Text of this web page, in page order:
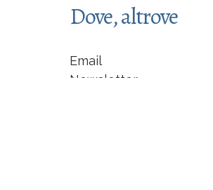
Dove, altrove
Email
Newsletter